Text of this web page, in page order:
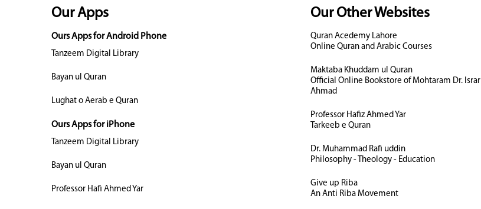
Our Other Websites
Quran Acedemy Lahore
Online Quran and Arabic Courses
Maktaba Khuddam ul Quran
Official Online Bookstore of Mohtaram Dr. Israr
Ahmad
Professor Hafiz Ahmed Yar
Tarkeeb e Quran
Dr. Muhammad Rafi uddin
Philosophy - Theology - Education
Give up Riba
An Anti Riba Movement
Our Apps
Ours Apps for Android Phone
Tanzeem Digital Library
Bayan ul Quran
Lughat o Aerab e Quran
Ours Apps for iPhone
Tanzeem Digital Library
Bayan ul Quran
Professor Hafi Ahmed Yar